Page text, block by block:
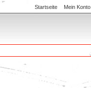
Startseite Mein Konto